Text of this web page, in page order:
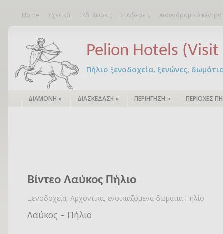
Home Σχετικά Εκδηλώσεις Συνδέσεις Χιονοδρομικό
Pelion Hotels (Visit
Πήλιο ξενοδοχεία, ξενώνες,
ΔΙΑΜΟΝΗ » ΔΙΑΣΚΕΔΑΣΗ » ΠΕΡΙΗΓΗΣΗ » ΠΕΡΙΟΧΕΣ
Βίντεο Λαύκος Πήλιο
Ξενοδοχεία, Αρχοντικά, ενοικιαζόμενα δωμάτια Πηλίο
Λαύκος – Πήλιο